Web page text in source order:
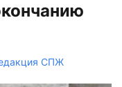
СПЖ